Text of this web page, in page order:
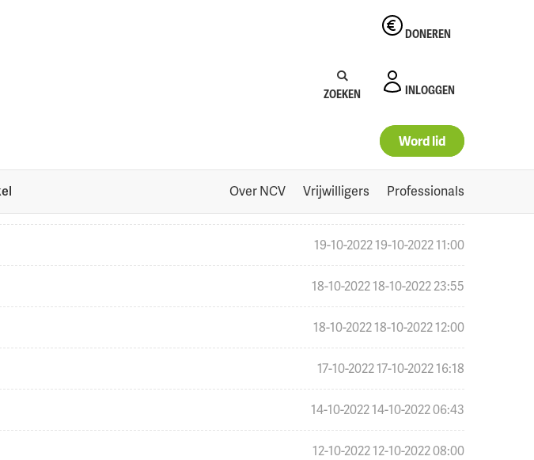
Zoeken:Zoeken
ZOEKEN
DONEREN
INLOGGEN
Word lid
Over NCV Vrijwilligers Professionals
26-10-2022 08:00
25-10-2022 19:55
24-10-2022
19-10-202219-10-2022 11:00
18-10-202218-10-2022 23:55
18-10-202218-10-2022 12:00
17-10-202217-10-2022 16:18
14-10-202214-10-2022 06:43
12-10-202212-10-2022 08:00